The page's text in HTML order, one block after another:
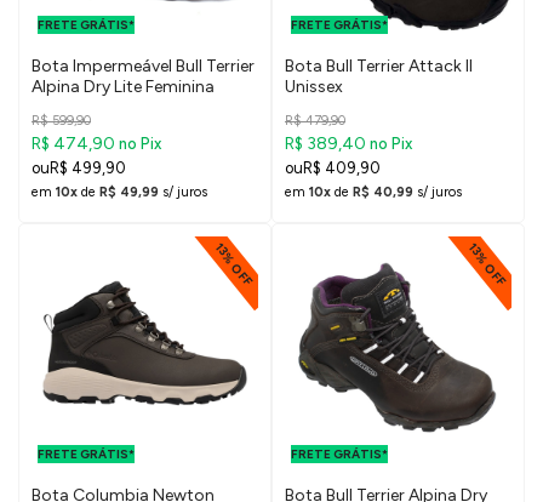
FRETE GRÁTIS*
PARA O DF E
Bota Impermeável Bull Terrier
Alpina Dry Lite Feminina
R$ 599,90
R$ 474,90 no Pix
R$ 499,90
em 10x de R$ 49,99 s/ juros
FRETE GRÁTIS*
SUDESTE
Bota Bull Terrier Attack II
Unissex
R$ 479,90
R$ 389,40 no Pix
R$ 409,90
em 10x de R$ 40,99 s/ juros
13% OFF
FRETE GRÁTIS*
Bota Columbia Newton
13% OFF
FRETE GRÁTIS*
FRETE GRÁTIS
PARA O DF E
Bota Bull Terrier Alpina Dry